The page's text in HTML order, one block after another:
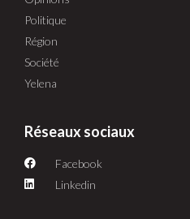
Politique
Région
Société
Yelena
Réseaux sociaux
Facebook
Linkedin